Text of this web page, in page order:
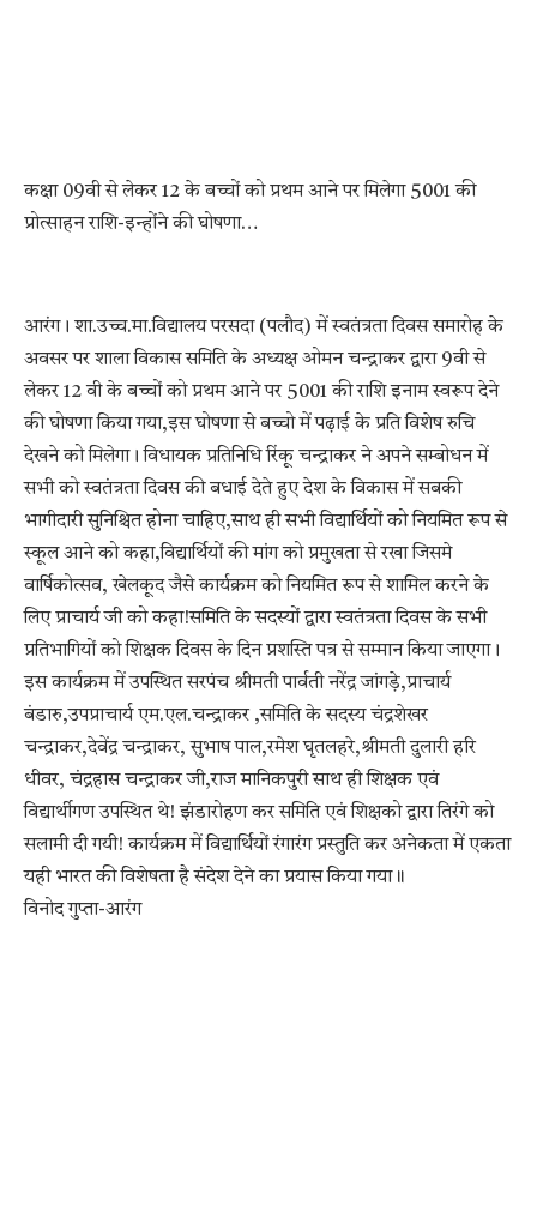
कक्षा 09वी से लेकर 12 के बच्चों को प्रथम आने पर मिलेगा 5001 की
प्रोत्साहन राशि-इन्होंने की घोषणा…
आरंग। शा.उच्च.मा.विद्यालय परसदा (पलौद) में स्वतंत्रता दिवस समारोह के
अवसर पर शाला विकास समिति के अध्यक्ष ओमन चन्द्राकर द्वारा 9वी से
लेकर 12 वी के बच्चों को प्रथम आने पर 5001 की राशि इनाम स्वरूप देने
की घोषणा किया गया,इस घोषणा से बच्चो में पढ़ाई के प्रति विशेष रुचि
देखने को मिलेगा। विधायक प्रतिनिधि रिंकू चन्द्राकर ने अपने सम्बोधन में
सभी को स्वतंत्रता दिवस की बधाई देते हुए देश के विकास में सबकी
भागीदारी सुनिश्चित होना चाहिए,साथ ही सभी विद्यार्थियों को नियमित रूप से
स्कूल आने को कहा,विद्यार्थियों की मांग को प्रमुखता से रखा जिसमे
वार्षिकोत्सव, खेलकूद जैसे कार्यक्रम को नियमित रूप से शामिल करने के
लिए प्राचार्य जी को कहा!समिति के सदस्यों द्वारा स्वतंत्रता दिवस के सभी
प्रतिभागियों को शिक्षक दिवस के दिन प्रशस्ति पत्र से सम्मान किया जाएगा।
इस कार्यक्रम में उपस्थित सरपंच श्रीमती पार्वती नरेंद्र जांगड़े,प्राचार्य
बंडारु,उपप्राचार्य एम.एल.चन्द्राकर ,समिति के सदस्य चंद्रशेखर
चन्द्राकर,देवेंद्र चन्द्राकर, सुभाष पाल,रमेश घृतलहरे,श्रीमती दुलारी हरि
धीवर, चंद्रहास चन्द्राकर जी,राज मानिकपुरी साथ ही शिक्षक एवं
विद्यार्थीगण उपस्थित थे! झंडारोहण कर समिति एवं शिक्षको द्वारा तिरंगे को
सलामी दी गयी! कार्यक्रम में विद्यार्थियों रंगारंग प्रस्तुति कर अनेकता में एकता
यही भारत की विशेषता है संदेश देने का प्रयास किया गया॥
विनोद गुप्ता-आरंग